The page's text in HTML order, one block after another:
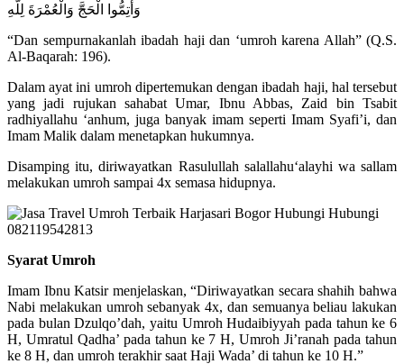
وَأَتِمُّوا الْحَجَّ وَالْعُمْرَةَ لِلَّهِ
“Dan sempurnakanlah ibadah haji dan ‘umroh karena Allah” (Q.S.
Al-Baqarah: 196).
Dalam ayat ini umroh dipertemukan dengan ibadah haji, hal tersebut
yang jadi rujukan sahabat Umar, Ibnu Abbas, Zaid bin Tsabit
radhiyallahu ‘anhum, juga banyak imam seperti Imam Syafi’i, dan
Imam Malik dalam menetapkan hukumnya.
Disamping itu, diriwayatkan Rasulullah salallahu‘alayhi wa sallam
melakukan umroh sampai 4x semasa hidupnya.
Syarat Umroh
Imam Ibnu Katsir menjelaskan, “Diriwayatkan secara shahih bahwa
Nabi melakukan umroh sebanyak 4x, dan semuanya beliau lakukan
pada bulan Dzulqo’dah, yaitu Umroh Hudaibiyyah pada tahun ke 6
H, Umratul Qadha’ pada tahun ke 7 H, Umroh Ji’ranah pada tahun
ke 8 H, dan umroh terakhir saat Haji Wada’ di tahun ke 10 H.”